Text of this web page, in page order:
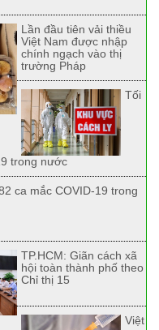
Lần đầu tiên vải thiều
Việt Nam được nhập
chính ngạch vào thị
trường Pháp
Tối
trong nước
ca mắc COVID-19 trong
TP.HCM: Giãn cách xã
hội toàn thành phố theo
Chỉ thị 15
Việt